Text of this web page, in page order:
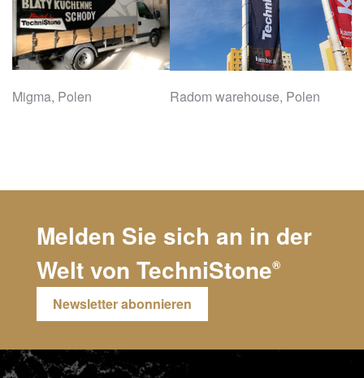
Migma, Polen Radom warehouse, Polen
Melden Sie sich an in der
Welt von TechniStone®
Newsletter abonnieren